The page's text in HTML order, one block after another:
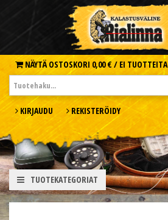
NÄYTÄ OSTOSKORI 0,00 € / EI TUOTTEITA
KIRJAUDU REKISTERÖIDY
TUOTEKATEGORIAT